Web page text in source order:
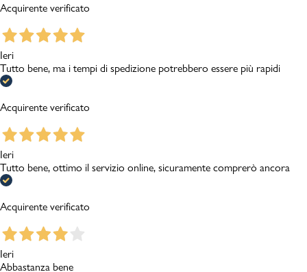
Acquirente verificato
Ieri
Tutto bene, ma i tempi di spedizione potrebbero essere più rapidi
Acquirente verificato
Ieri
Tutto bene, ottimo il servizio online, sicuramente comprerò ancora
Acquirente verificato
Ieri
Abbastanza bene